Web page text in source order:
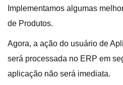
Implementamos algumas
de Produtos.
Agora, a ação do usuário de
será processada no ERP em
aplicação não será imediata.